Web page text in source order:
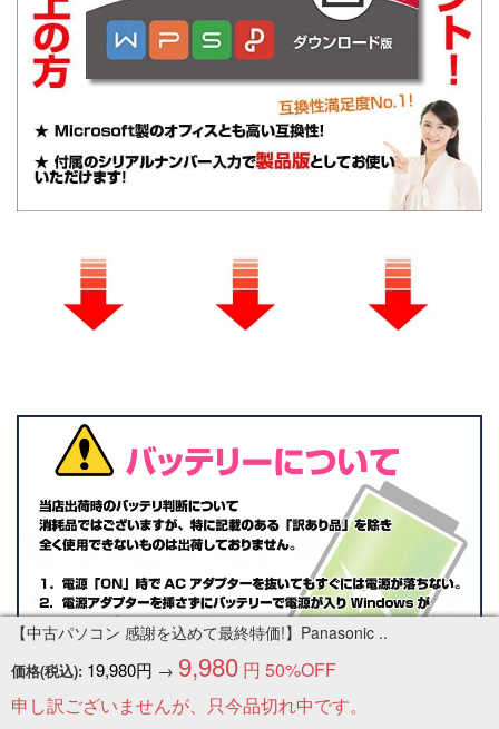
【中古パソコン 感謝を込めて最終特価!】Panasonic ..
価格(税込): 19,980円 → 9,980 円 50%OFF
申し訳ございませんが、只今品切れ中です。